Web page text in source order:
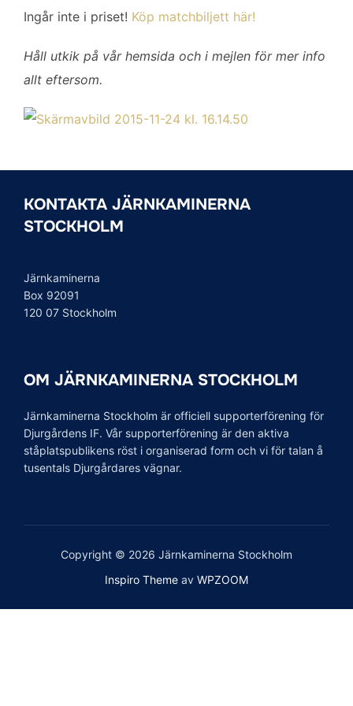
Ingår inte i priset! Köp matchbiljett här!
Håll utkik på vår hemsida och i mejlen för mer info
allt eftersom.
KONTAKTA JÄRNKAMINERNA
STOCKHOLM
Järnkaminerna
Box 92091
120 07 Stockholm
OM JÄRNKAMINERNA STOCKHOLM
Järnkaminerna Stockholm är officiell supporterförening för
Djurgårdens IF. Vår supporterförening är den aktiva
ståplatspublikens röst i organiserad form och vi för talan å
tusentals Djurgårdares vägnar.
Copyright © 2026 Järnkaminerna Stockholm
Inspiro Theme av WPZOOM